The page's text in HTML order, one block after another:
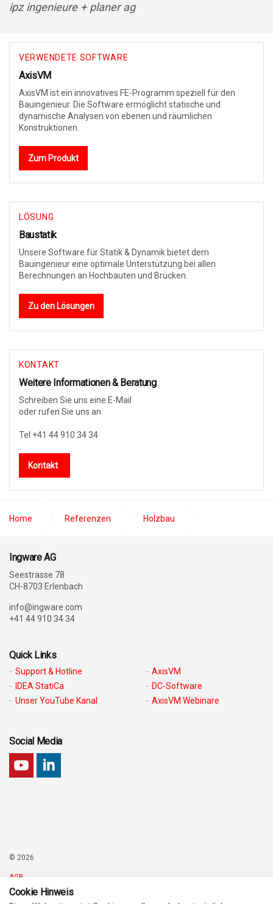
ipz ingenieure + planer ag
VERWENDETE SOFTWARE
AxisVM
AxisVM ist ein innovatives FE-Programm speziell für den
Bauingenieur. Die Software ermöglicht statische und
dynamische Analysen von ebenen und räumlichen
Konstruktionen.
Zum Produkt
LÖSUNG
Baustatik
Unsere Software für Statik & Dynamik bietet dem
Bauingenieur eine optimale Unterstützung bei allen
Berechnungen an Hochbauten und Brücken.
Zu den Lösungen
KONTAKT
Weitere Informationen & Beratung
Schreiben Sie uns eine E-Mail
oder rufen Sie uns an
Tel +41 44 910 34 34
Kontakt
Home Referenzen Holzbau
ipz ingenieure + planer ag
Ingware AG
Seestrasse 78
CH-8703 Erlenbach
info@ingware.com
+41 44 910 34 34
Quick Links
Support & Hotline
AxisVM
IDEA StatiCa
DC-Software
Unser YouTube Kanal
AxisVM Webinare
Social Media
© 2026
AGB
Impressum
Cookie Hinweis